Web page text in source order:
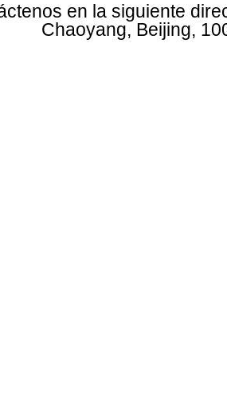
en la siguiente
Chaoyang, Beijing,